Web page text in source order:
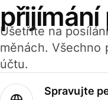
přijímání
Ušetříte na
měnách.
účtu.
Spravujte